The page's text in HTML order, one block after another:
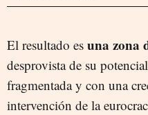
El resultado es una zona
desprovista de su
fragmentada y con una
intervención de la